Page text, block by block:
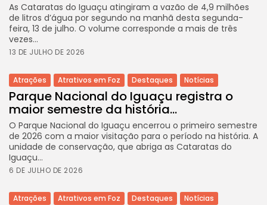
As Cataratas do Iguaçu atingiram a vazão de 4,9 milhões
de litros d’água por segundo na manhã desta segunda-
feira, 13 de julho. O volume corresponde a mais de três
vezes...
13 DE JULHO DE 2026
Atrações Atrativos em Foz Destaques Notícias
Parque Nacional do Iguaçu registra o
maior semestre da história...
O Parque Nacional do Iguaçu encerrou o primeiro semestre
de 2026 com a maior visitação para o período na história. A
unidade de conservação, que abriga as Cataratas do
Iguaçu...
6 DE JULHO DE 2026
Atrações Atrativos em Foz Destaques Notícias